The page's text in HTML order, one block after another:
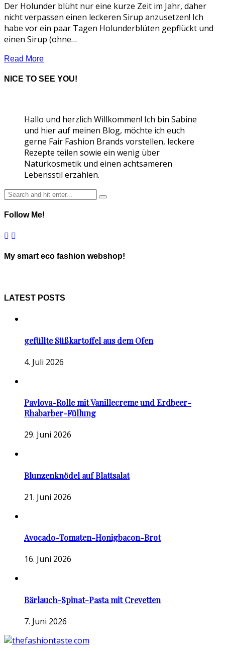
Der Holunder blüht nur eine kurze Zeit im Jahr, daher
nicht verpassen einen leckeren Sirup anzusetzen! Ich
habe vor ein paar Tagen Holunderblüten gepflückt und
einen Sirup (ohne…
Read More
NICE TO SEE YOU!
Hallo und herzlich Willkommen! Ich bin Sabine
und hier auf meinen Blog, möchte ich euch
gerne Fair Fashion Brands vorstellen, leckere
Rezepte teilen sowie ein wenig über
Naturkosmetik und einen achtsameren
Lebensstil erzählen.
Follow Me!
My smart eco fashion webshop!
LATEST POSTS
gefüllte Süßkartoffel aus dem Ofen
4. Juli 2026
Pavlova-Rolle mit Vanillecreme und Erdbeer-
Rhabarber-Füllung
29. Juni 2026
Blunzenknödel auf Blattsalat
21. Juni 2026
Avocado-Tomaten-Honigbacon-Brot
16. Juni 2026
Bärlauch-Spinat-Pasta mit Crevetten
7. Juni 2026